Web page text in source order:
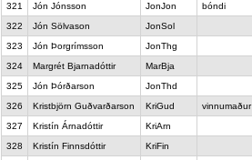
321
Jón Jónsson JonJon bóndi
322
Jón Sölvason JonSol
323
Jón Þorgrímsson JonThg
324
Margrét Bjarnadóttir MarBja
325
Jón Þórðarson JonThd
326
Kristbjörn Guðvarðarson KriGud vinnumaður
327
Kristín Árnadóttir KriArn
328
Kristín Finnsdóttir KriFin